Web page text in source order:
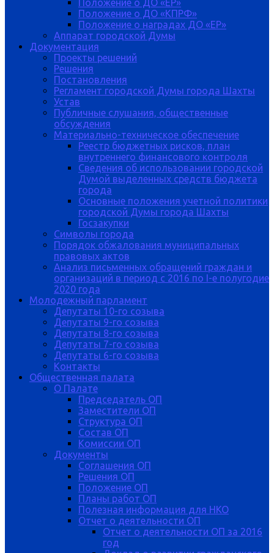
Положение о ДО «ЕР»
Положение о ДО «КПРФ»
Положение о наградах ДО «ЕР»
Аппарат городской Думы
Документация
Проекты решений
Решения
Постановления
Регламент городской Думы города Шахты
Устав
Публичные слушания, общественные
обсуждения
Материально-техническое обеспечение
Реестр бюджетных рисков, план
внутреннего финансового контроля
Сведения об использовании городской
Думой выделенных средств бюджета
города
Основные положения учетной политики
городской Думы города Шахты
Госзакупки
Символы города
Порядок обжалования муниципальных
правовых актов
Анализ письменных обращений граждан и
организаций в период с 2016 по I-е полугодие
2020 года
Молодежный парламент
Депутаты 10-го созыва
Депутаты 9-го созыва
Депутаты 8-го созыва
Депутаты 7-го созыва
Депутаты 6-го созыва
Контакты
Общественная палата
О Палате
Председатель ОП
Заместители ОП
Структура ОП
Состав ОП
Комиссии ОП
Документы
Соглашения ОП
Решения ОП
Положение ОП
Планы работ ОП
Полезная информация для НКО
Отчет о деятельности ОП
Отчет о деятельности ОП за 2016
год